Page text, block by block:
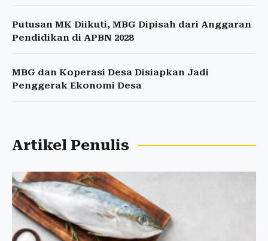
Putusan MK Diikuti, MBG Dipisah dari Anggaran
Pendidikan di APBN 2028
MBG dan Koperasi Desa Disiapkan Jadi
Penggerak Ekonomi Desa
Artikel Penulis